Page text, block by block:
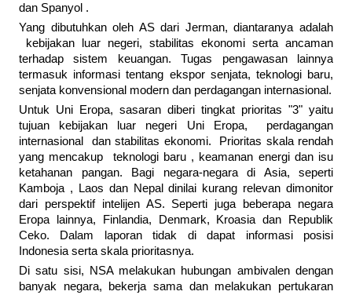
dan Spanyol .
Yang dibutuhkan oleh AS dari Jerman, diantaranya adalah
kebijakan luar negeri, stabilitas ekonomi serta ancaman
terhadap sistem keuangan. Tugas pengawasan lainnya
termasuk informasi tentang ekspor senjata, teknologi baru,
senjata konvensional modern dan perdagangan internasional.
Untuk Uni Eropa, sasaran diberi tingkat prioritas "3" yaitu
tujuan kebijakan luar negeri Uni Eropa, perdagangan
internasional dan stabilitas ekonomi. Prioritas skala rendah
yang mencakup teknologi baru , keamanan energi dan isu
ketahanan pangan. Bagi negara-negara di Asia, seperti
Kamboja , Laos dan Nepal dinilai kurang relevan dimonitor
dari perspektif intelijen AS. Seperti juga beberapa negara
Eropa lainnya, Finlandia, Denmark, Kroasia dan Republik
Ceko. Dalam laporan tidak di dapat informasi posisi
Indonesia serta skala prioritasnya.
Di satu sisi, NSA melakukan hubungan ambivalen dengan
banyak negara, bekerja sama dan melakukan pertukaran